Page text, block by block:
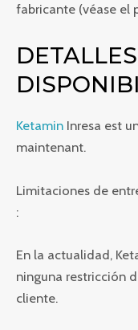
fabricante (véase el
Ketamin Inresa est
maintenant.
Limitaciones de
:
En la actualidad,
ninguna restricción
cliente.